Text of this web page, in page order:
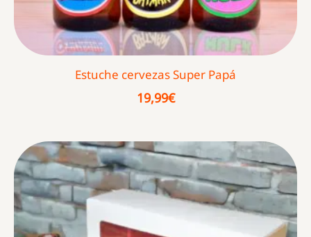
Estuche cervezas Super Papá
19,99€